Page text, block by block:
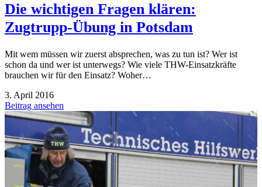
Die wichtigen Fragen klären:
Zugtrupp-Übung in Potsdam
Mit wem müssen wir zuerst absprechen, was zu tun ist? Wer ist
schon da und wer ist unterwegs? Wie viele THW-Einsatzkräfte
brauchen wir für den Einsatz? Woher…
3. April 2016
Beitrag ansehen